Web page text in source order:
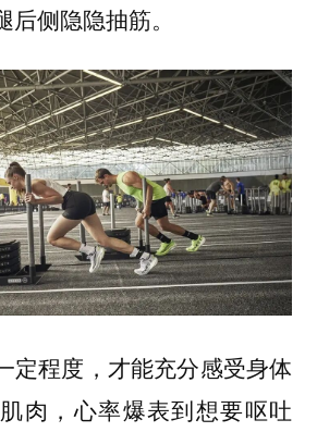
侧隐隐抽筋。
定程度，才能充分感受身体
肉，心率爆表到想要呕吐